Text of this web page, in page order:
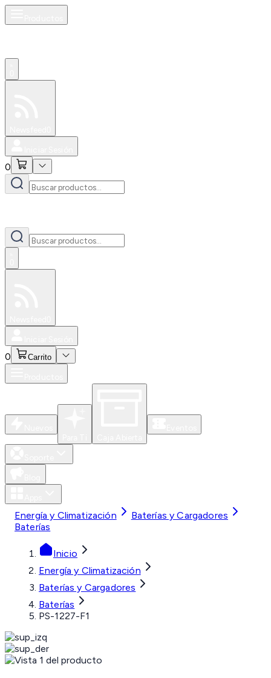
0
0 Carrito
Energía y Climatización
Baterías y Cargadores
Baterías
Inicio
Energía y Climatización
Baterías y Cargadores
Baterías
PS-1227-F1